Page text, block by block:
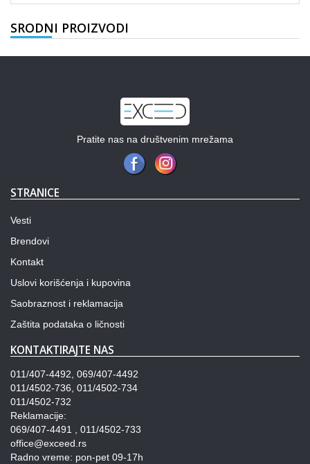
SRODNI PROIZVODI
Pratite nas na društvenim mrežama
STRANICE
Vesti
Brendovi
Kontakt
Uslovi korišćenja i kupovina
Saobraznost i reklamacija
Zaštita podataka o ličnosti
KONTAKTIRAJTE NAS
011/407-4492, 069/407-4492
011/4502-736, 011/4502-734
011/4502-732
Reklamacije:
069/407-4491 , 011/4502-733
office@exceed.rs
Radno vreme: pon-pet 09-17h